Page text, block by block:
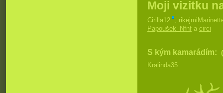
Moji vizitku
Cirilla12 ,
Papoušek_Nfnf a circi
S kým kamarádím:
Kralinda35